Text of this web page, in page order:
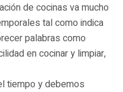
de cocinas va mucho
tal como indica
palabras como
en cocinar y limpiar,
tiempo y debemos